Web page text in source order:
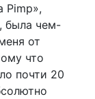
Pimp»,
была чем-
от
что
почти 20